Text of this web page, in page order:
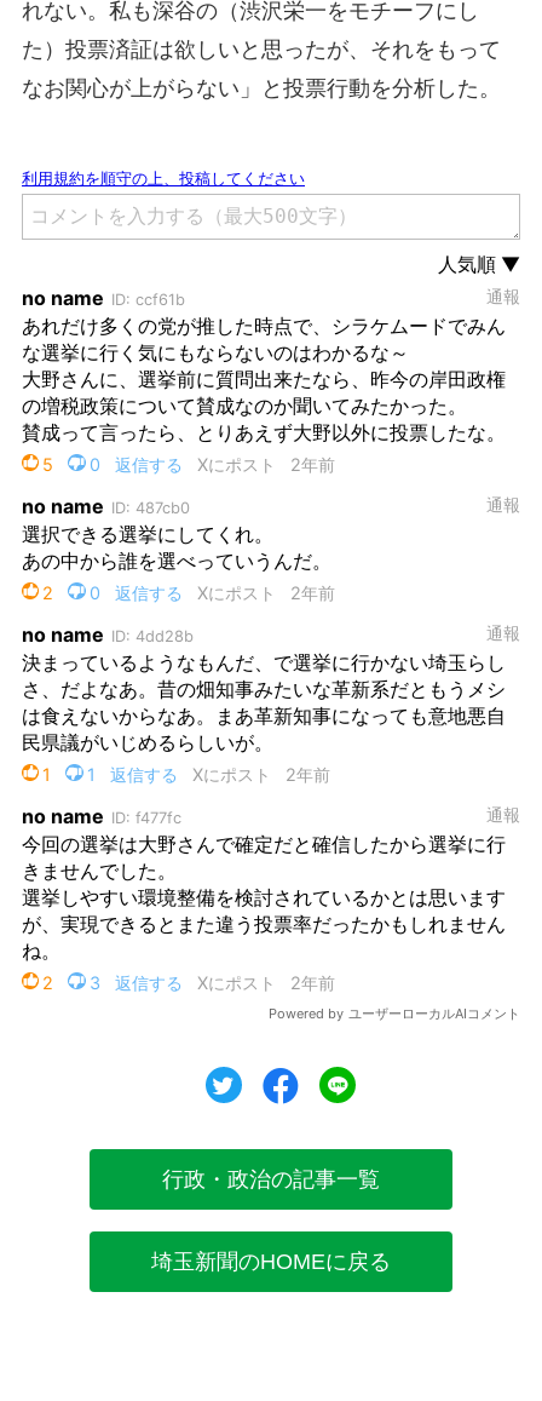
れない。私も深谷の（渋沢栄一をモチーフにし
た）投票済証は欲しいと思ったが、それをもって
なお関心が上がらない」と投票行動を分析した。
ツイートシェア
行政・政治の記事一覧
埼玉新聞のHOMEに戻る